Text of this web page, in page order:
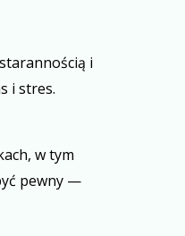
i
i stres.
w tym
pewny —